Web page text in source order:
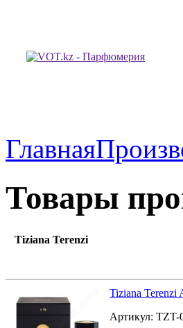
Главная
Товары
Tiziana Terenzi
Tiziana Terenzi
Артикул: TZT-